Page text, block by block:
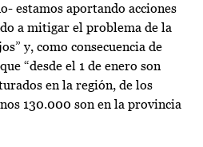
estamos aportando acciones
a mitigar el problema de la
y, como consecuencia de
“desde el 1 de enero son
en la región, de los
130.000 son en la provincia